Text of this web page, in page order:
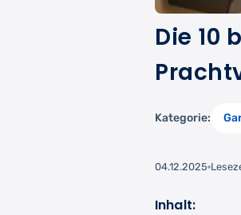
Die 10
Kategorie:
04.12.2025
Inhalt: